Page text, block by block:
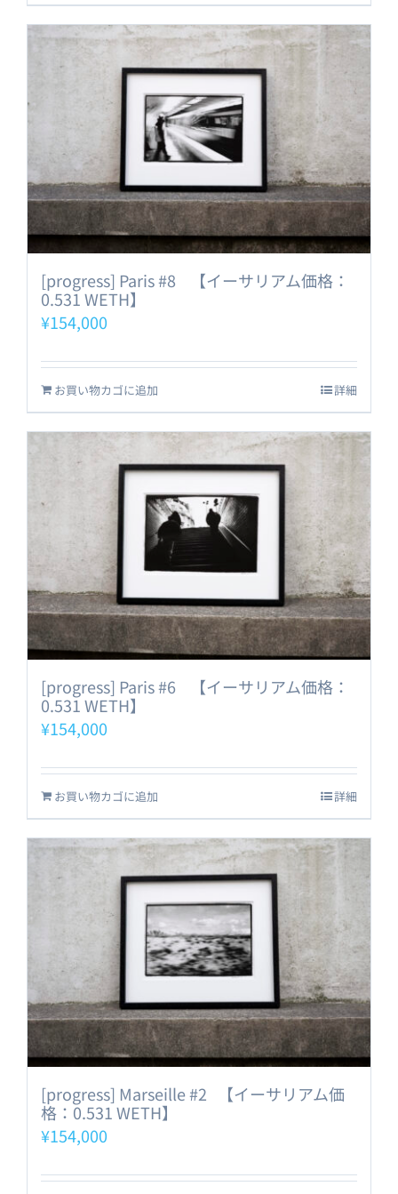
[progress] Paris #8 【イーサリアム価格：
0.531 WETH】
¥154,000
お買い物カゴに追加 詳細
[progress] Paris #6 【イーサリアム価格：
0.531 WETH】
¥154,000
お買い物カゴに追加 詳細
[progress] Marseille #2 【イーサリアム価
格：0.531 WETH】
¥154,000